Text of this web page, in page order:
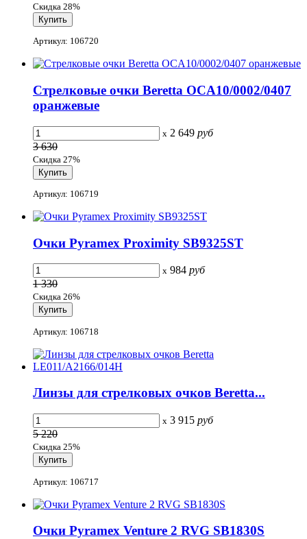
Скидка 28%
Артикул: 106720
Стрелковые очки Beretta OCA10/0002/0407
оранжевые
x 2 649 руб
3 630
Скидка 27%
Артикул: 106719
Очки Pyramex Proximity SB9325ST
x 984 руб
1 330
Скидка 26%
Артикул: 106718
Линзы для стрелковых очков Beretta...
x 3 915 руб
5 220
Скидка 25%
Артикул: 106717
Очки Pyramex Venture 2 RVG SB1830S